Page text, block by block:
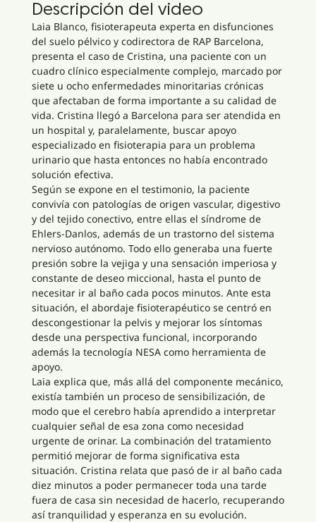
Descripción del video
Laia Blanco, fisioterapeuta experta en disfunciones
del suelo pélvico y codirectora de RAP Barcelona,
presenta el caso de Cristina, una paciente con un
cuadro clínico especialmente complejo, marcado por
siete u ocho enfermedades minoritarias crónicas
que afectaban de forma importante a su calidad de
vida. Cristina llegó a Barcelona para ser atendida en
un hospital y, paralelamente, buscar apoyo
especializado en fisioterapia para un problema
urinario que hasta entonces no había encontrado
solución efectiva.
Según se expone en el testimonio, la paciente
convivía con patologías de origen vascular, digestivo
y del tejido conectivo, entre ellas el síndrome de
Ehlers-Danlos, además de un trastorno del sistema
nervioso autónomo. Todo ello generaba una fuerte
presión sobre la vejiga y una sensación imperiosa y
constante de deseo miccional, hasta el punto de
necesitar ir al baño cada pocos minutos. Ante esta
situación, el abordaje fisioterapéutico se centró en
descongestionar la pelvis y mejorar los síntomas
desde una perspectiva funcional, incorporando
además la tecnología NESA como herramienta de
apoyo.
Laia explica que, más allá del componente mecánico,
existía también un proceso de sensibilización, de
modo que el cerebro había aprendido a interpretar
cualquier señal de esa zona como necesidad
urgente de orinar. La combinación del tratamiento
permitió mejorar de forma significativa esta
situación. Cristina relata que pasó de ir al baño cada
diez minutos a poder permanecer toda una tarde
fuera de casa sin necesidad de hacerlo, recuperando
así tranquilidad y esperanza en su evolución.